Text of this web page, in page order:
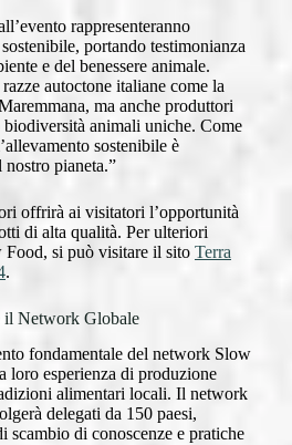
rappresenteranno
portando testimonianza
e del benessere animale.
autoctone italiane come la
ma anche produttori
animali uniche. Come
sostenibile è
pianeta.”
offrirà ai visitatori l’opportunità
di alta qualità. Per ulteriori
si può visitare il sito Terra
.
il Network Globale
fondamentale del network Slow
loro esperienza di produzione
alimentari locali. Il network
delegati da 150 paesi,
scambio di conoscenze e pratiche